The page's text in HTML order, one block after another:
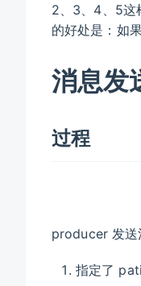
2、3、4、5这
的好处是：如
消息发
过程
producer 发送
指定了